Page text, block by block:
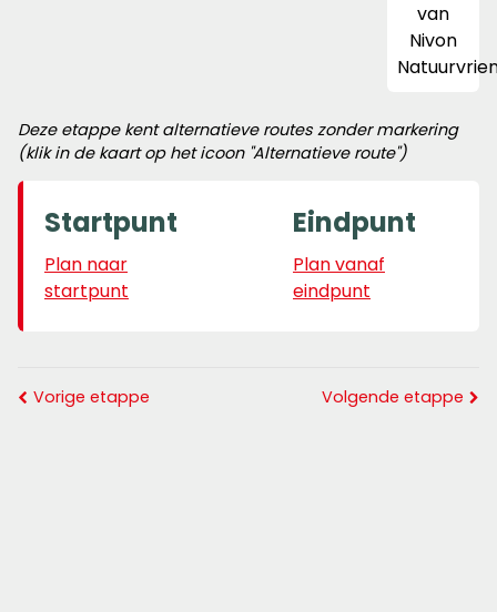
Deze etappe kent alternatieve routes zonder markering
(klik in de kaart op het icoon "Alternatieve route")
Startpunt
Plan naar
startpunt
Eindpunt
Plan vanaf
eindpunt
Vorige etappe Volgende etappe